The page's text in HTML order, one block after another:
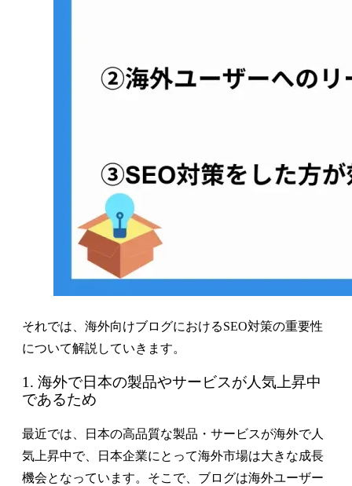
それでは、海外向けブログにおけるSEO対策の重要性
について解説していきます。
1. 海外で日本の製品やサービスが人気上昇中
であるため
最近では、日本の高品質な製品・サービスが海外で人
気上昇中で、日本企業にとって海外市場は大きな成長
機会となっています。そこで、ブログは海外ユーザー